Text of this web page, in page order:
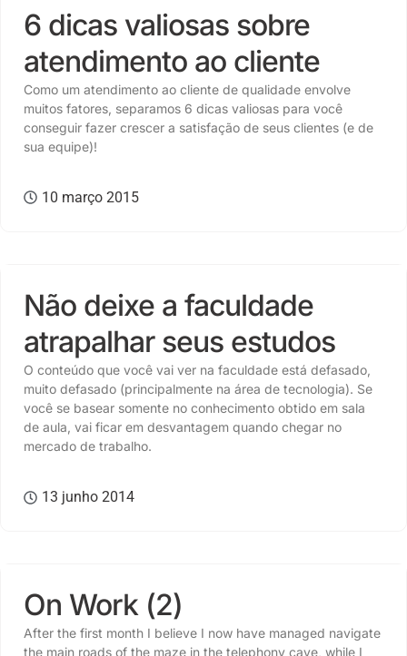
6 dicas valiosas sobre
atendimento ao cliente
Como um atendimento ao cliente de qualidade envolve
muitos fatores, separamos 6 dicas valiosas para você
conseguir fazer crescer a satisfação de seus clientes (e de
sua equipe)!
10 março 2015
Não deixe a faculdade
atrapalhar seus estudos
O conteúdo que você vai ver na faculdade está defasado,
muito defasado (principalmente na área de tecnologia). Se
você se basear somente no conhecimento obtido em sala
de aula, vai ficar em desvantagem quando chegar no
mercado de trabalho.
13 junho 2014
On Work (2)
After the first month I believe I now have managed navigate
the main roads of the maze in the telephony cave, while I